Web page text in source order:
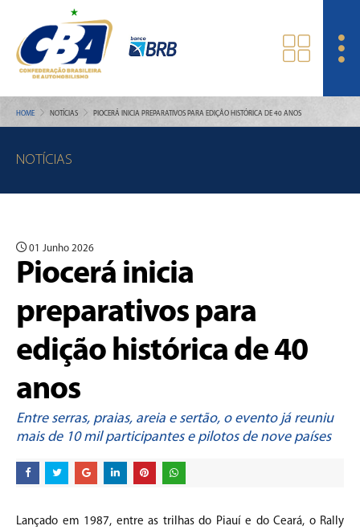
HOME NOTÍCIAS PIOCERÁ INICIA PREPARATIVOS PARA EDIÇÃO HISTÓRICA DE 40 ANOS
NOTÍCIAS
01 Junho 2026
Piocerá inicia
preparativos para
edição histórica de 40
anos
Entre serras, praias, areia e sertão, o evento já reuniu
mais de 10 mil participantes e pilotos de nove países
Lançado em 1987, entre as trilhas do Piauí e do Ceará, o Rally